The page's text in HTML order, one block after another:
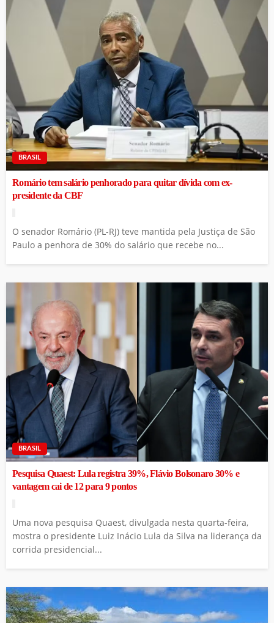
BRASIL
Romário tem salário penhorado para quitar dívida com ex-
presidente da CBF
O senador Romário (PL-RJ) teve mantida pela Justiça de São
Paulo a penhora de 30% do salário que recebe no...
BRASIL
Pesquisa Quaest: Lula registra 39%, Flávio Bolsonaro 30% e
vantagem cai de 12 para 9 pontos
Uma nova pesquisa Quaest, divulgada nesta quarta-feira,
mostra o presidente Luiz Inácio Lula da Silva na liderança da
corrida presidencial...